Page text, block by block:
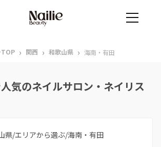
TOP › 関西 › 和歌山県 › 海南・有田
気のネイルサロン・ネイリス
県/エリアから選ぶ/海南・有田